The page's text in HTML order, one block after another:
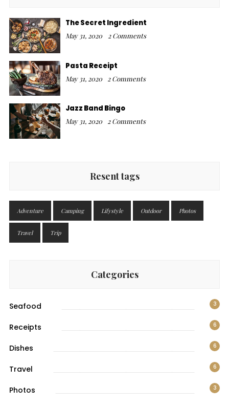
The Secret Ingredient
May 31, 2020 2 Comments
Pasta Receipt
May 31, 2020 2 Comments
Jazz Band Bingo
May 31, 2020 2 Comments
Resent tags
Adventure Camping Lifystyle Outdoor Photos
Travel Trip
Categories
Seafood 3
Receipts 6
Dishes 6
Travel 6
Photos 3